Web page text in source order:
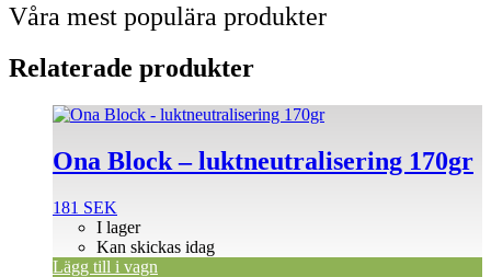
Våra mest populära produkter
Relaterade produkter
Ona Block – luktneutralisering 170gr
181 SEK
I lager
Kan skickas idag
Lägg till i vagn